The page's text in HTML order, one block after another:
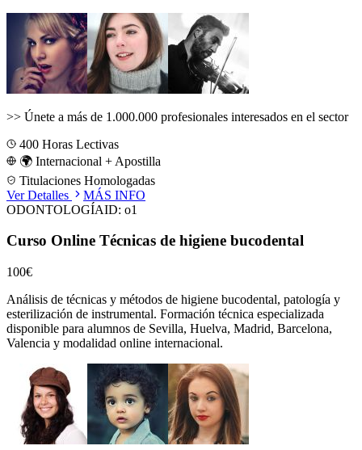
>> Únete a más de 1.000.000 profesionales interesados en el sector
400 Horas Lectivas
🌍 Internacional + Apostilla
Titulaciones Homologadas
Ver Detalles
MÁS INFO
ODONTOLOGÍAID: o1
Curso Online Técnicas de higiene bucodental
100€
Análisis de técnicas y métodos de higiene bucodental, patología y
esterilización de instrumental. Formación técnica especializada
disponible para alumnos de Sevilla, Huelva, Madrid, Barcelona,
Valencia y modalidad online internacional.